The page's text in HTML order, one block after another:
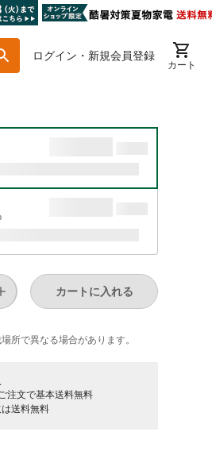
ログイン・新規会員登録
カート
カートに入れる
所で​異なる​場合が​あります。
注文で基本送料無料
送料無料